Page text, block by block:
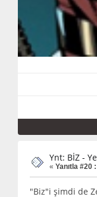
Ynt: BİZ -
« Yanıtla #20 :
"Biz"i şimdi de